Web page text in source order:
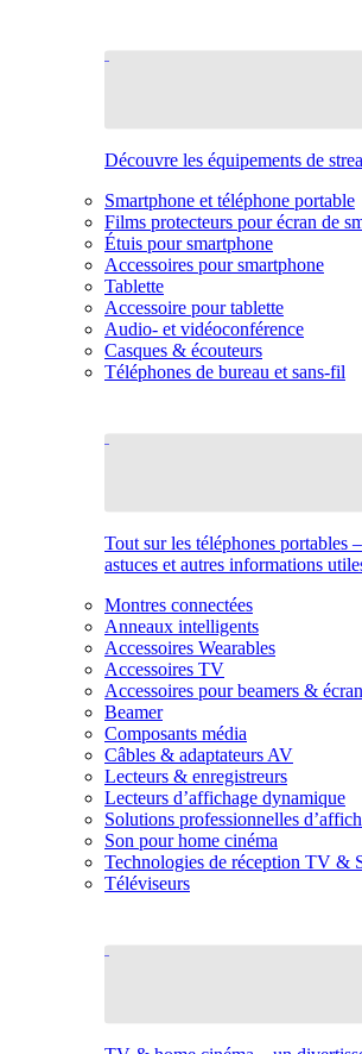
Découvre les équipements de
Smartphone et téléphone portable
Films protecteurs pour écran de
Étuis pour smartphone
Accessoires pour smartphone
Tablette
Accessoire pour tablette
Audio- et vidéoconférence
Casques & écouteurs
Téléphones de bureau et sans-fil
Tout sur les téléphones portables
astuces et autres informations
Montres connectées
Anneaux intelligents
Accessoires Wearables
Accessoires TV
Accessoires pour beamers &
Beamer
Composants média
Câbles & adaptateurs AV
Lecteurs & enregistreurs
Lecteurs d’affichage dynamique
Solutions professionnelles
Son pour home cinéma
Technologies de réception TV &
Téléviseurs